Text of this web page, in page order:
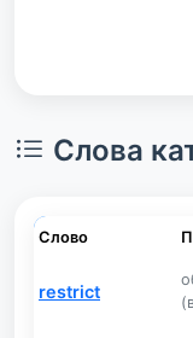
Слова
Слово
restrict